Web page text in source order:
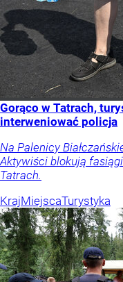
Gorąco w Tatrach,
interweniować policja
Na Palenicy
Aktywiści blokują
Tatrach.
KrajMiejscaTurystyka